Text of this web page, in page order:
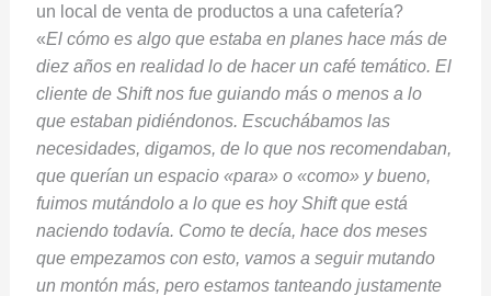
un local de venta de productos a una cafetería?
«El cómo es algo que estaba en planes hace más de
diez años en realidad lo de hacer un café temático. El
cliente de Shift nos fue guiando más o menos a lo
que estaban pidiéndonos. Escuchábamos las
necesidades, digamos, de lo que nos recomendaban,
que querían un espacio «para» o «como» y bueno,
fuimos mutándolo a lo que es hoy Shift que está
naciendo todavía. Como te decía, hace dos meses
que empezamos con esto, vamos a seguir mutando
un montón más, pero estamos tanteando justamente